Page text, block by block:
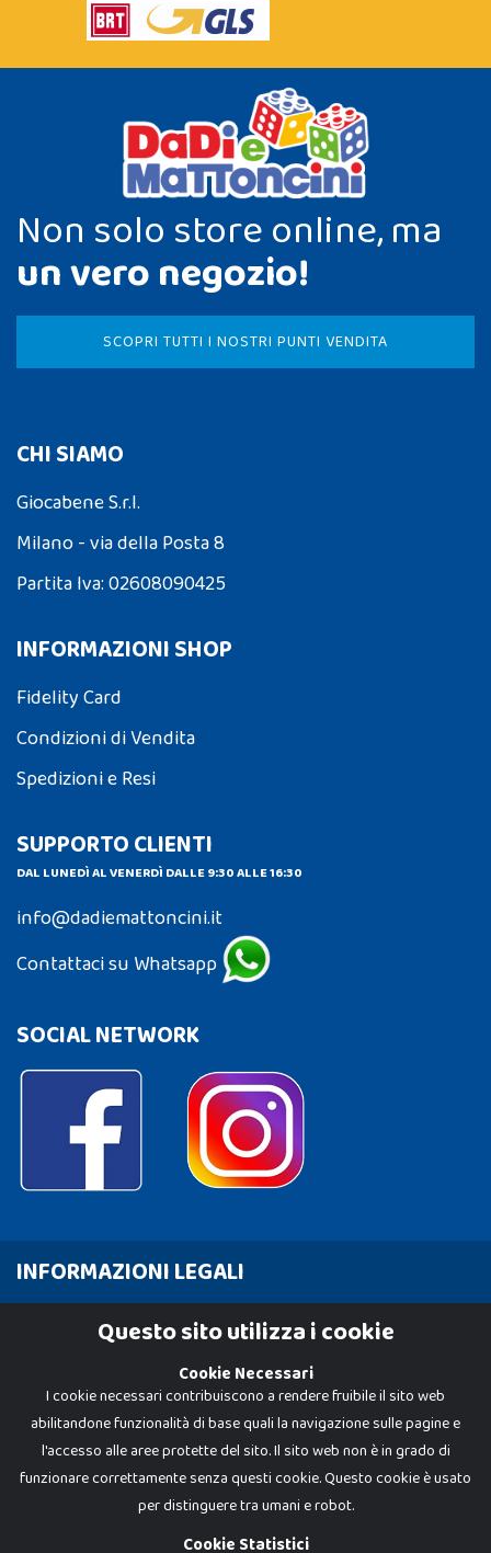
Non solo store online, ma
un vero negozio!
SCOPRI TUTTI I NOSTRI PUNTI VENDITA
CHI SIAMO
Giocabene S.r.l.
Milano - via della Posta 8
Partita Iva: 02608090425
INFORMAZIONI SHOP
Fidelity Card
Condizioni di Vendita
Spedizioni e Resi
SUPPORTO CLIENTI
DAL LUNEDÌ AL VENERDÌ DALLE 9:30 ALLE 16:30
info@dadiemattoncini.it
Contattaci su Whatsapp
SOCIAL NETWORK
INFORMAZIONI LEGALI
Cookie PolicyQuesto sito utilizza i cookie
Cookie Necessari
I cookie necessari contribuiscono a rendere fruibile il sito web
abilitandone funzionalità di base quali la navigazione sulle pagine e
l'accesso alle aree protette del sito. Il sito web non è in grado di
funzionare correttamente senza questi cookie. Questo cookie è usato
per distinguere tra umani e robot.
Cookie Statistici